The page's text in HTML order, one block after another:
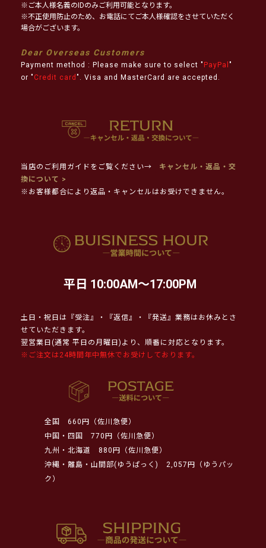
※ご本人様名義のIDのみご利用可能となります。
※不正使用防止のため、お電話にてご本人様確認をさせていただく
場合がございます。
Dear Overseas Customers
Payment method : Please make sure to select " PayPal "
or " Credit card ". Visa and MasterCard are accepted.
当店のご利用ガイドをご覧ください→
キャンセル・返品・交
換について >
※お客様都合により返品・キャンセルはお受けできません。
平日 10:00AM～17:00PM
土日・祝日は『受注』・『返信』・『発送』業務はお休みとさ
せていただきます。
翌営業日(通常 平日の月曜日)より、順番に対応となります。
※ご注文は24時間年中無休でお受けしております。
全国
660円（佐川急便）
中国・四国
770円（佐川急便）
九州・北海道
880円（佐川急便）
沖縄・離島・山間部(ゆうぱっく)
2,057円（ゆうパッ
ク）